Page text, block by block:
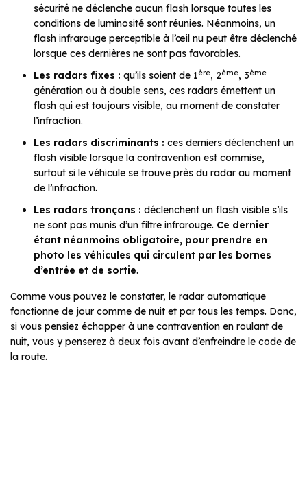
sécurité ne déclenche aucun flash lorsque toutes les
conditions de luminosité sont réunies. Néanmoins, un
flash infrarouge perceptible à l’œil nu peut être déclenché
lorsque ces dernières ne sont pas favorables.
Les radars fixes : qu’ils soient de 1ère, 2ème, 3ème
génération ou à double sens, ces radars émettent un
flash qui est toujours visible, au moment de constater
l’infraction.
Les radars discriminants : ces derniers déclenchent un
flash visible lorsque la contravention est commise,
surtout si le véhicule se trouve près du radar au moment
de l’infraction.
Les radars tronçons : déclenchent un flash visible s’ils
ne sont pas munis d’un filtre infrarouge. Ce dernier
étant néanmoins obligatoire, pour prendre en
photo les véhicules qui circulent par les bornes
d’entrée et de sortie.
Comme vous pouvez le constater, le radar automatique
fonctionne de jour comme de nuit et par tous les temps. Donc,
si vous pensiez échapper à une contravention en roulant de
nuit, vous y penserez à deux fois avant d’enfreindre le code de
la route.